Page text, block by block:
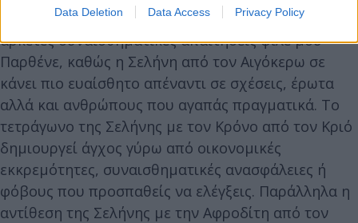
Data Deletion Data Access Privacy Policy
Η σημερινή Τετάρτη φέρνει στην επιφάνεια
αρκετές συναισθηματικές απαιτήσεις φίλε μου
Παρθένε, καθώς η Σελήνη από τον Αιγόκερω σε
κάνει πιο ευαίσθητο απέναντι σε σχέσεις, έρωτα
αλλά και ανθρώπους που αγαπάς πραγματικά. Το
τετράγωνο της Σελήνης με τον Κρόνο από τον Κριό
δημιουργεί άγχος γύρω από οικονομικές
εκκρεμότητες, συναισθηματικές ανασφάλειες ή
φόβους που προσπαθείς να ελέγξεις. Παράλληλα η
αντίθεση της Σελήνης με την Αφροδίτη από τον